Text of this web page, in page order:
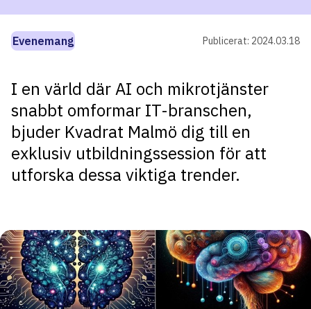
Evenemang Publicerat: 2024.03.18
I en värld där AI och mikrotjänster
snabbt omformar IT-branschen,
bjuder Kvadrat Malmö dig till en
exklusiv utbildningssession för att
utforska dessa viktiga trender.